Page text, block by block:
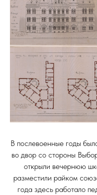
В послевоенные годы
во двор со стороны
открыли вечернюю
разместили райком
года здесь работало